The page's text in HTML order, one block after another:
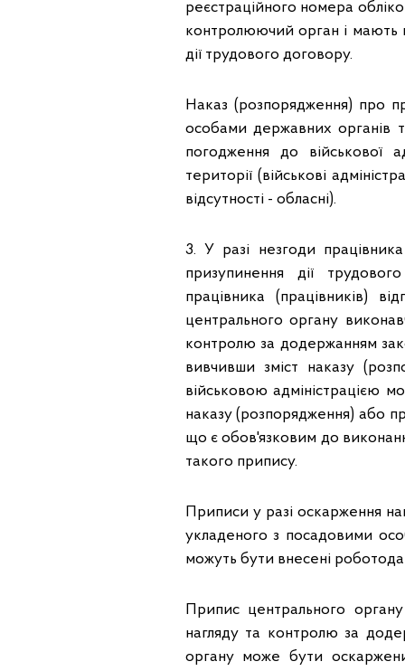
реєстраційного номера
контролюючий орган і мають
дії трудового договору.
Наказ (розпорядження) про
особами державних органів
погодження до військової
території (військові
відсутності - обласні).
3. У разі незгоди
призупинення дії
працівника (працівників)
центрального органу
контролю за додержанням
вивчивши зміст наказу
військовою адміністрацією
наказу (розпорядження) або
що є обов'язковим до
такого припису.
Приписи у разі оскарження
укладеного з посадовими
можуть бути внесені
Припис центрального
нагляду та контролю за
органу може бути